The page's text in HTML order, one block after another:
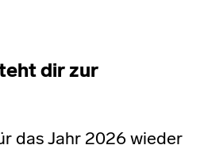
dir zur
das Jahr 2026 wieder